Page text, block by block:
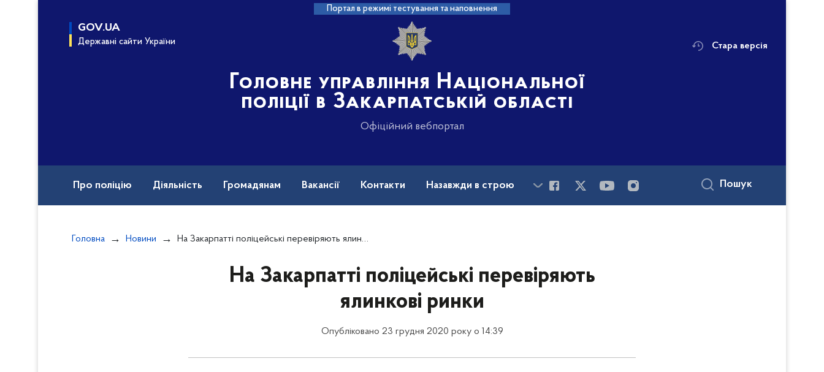
Портал в режимі тестування та наповнення
GOV.UA
Державні сайти України
Головне управління Національної
поліції в Закарпатській області
Офіційний вебпортал
Стара версія
Про поліцію Діяльність Громадянам Вакансії Контакти Назавжди в строю Пошук
Головна Новини На Закарпатті поліцейські перевіряють ялинкові ринки
На Закарпатті поліцейські перевіряють
ялинкові ринки
Опубліковано 23 грудня 2020 року о 14:39